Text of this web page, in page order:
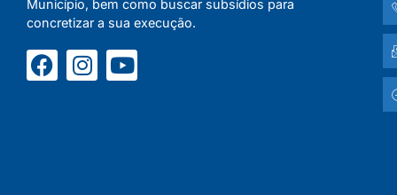
Município, bem como buscar subsídios para
concretizar a sua execução.